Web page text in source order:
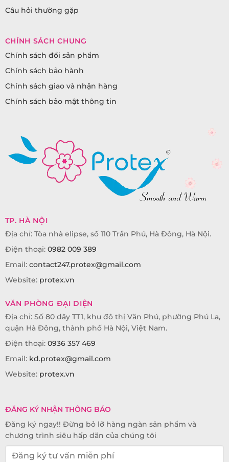
Câu hỏi thường gặp
CHÍNH SÁCH CHUNG
Chính sách đổi sản phẩm
Chính sách bảo hành
Chính sách giao và nhận hàng
Chính sách bảo mật thông tin
TP. HÀ NỘI
Địa chỉ: Tòa nhà elipse, số 110 Trần Phú, Hà Đông, Hà Nội.
Điện thoại: 0982 009 389
Email: contact247.protex@gmail.com
Website: protex.vn
VĂN PHÒNG ĐẠI DIỆN
Địa chỉ: Số 80 dãy TT1, khu đô thị Văn Phú, phường Phú La,
quận Hà Đông, thành phố Hà Nội, Việt Nam.
Điện thoại: 0936 357 469
Email: kd.protex@gmail.com
Website: protex.vn
ĐĂNG KÝ NHẬN THÔNG BÁO
Đăng ký ngay!! Đừng bỏ lỡ hàng ngàn sản phẩm và
chương trình siêu hấp dẫn của chúng tôi